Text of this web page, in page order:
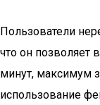
Пользователи
что он позволяет
минут, максимум
использование